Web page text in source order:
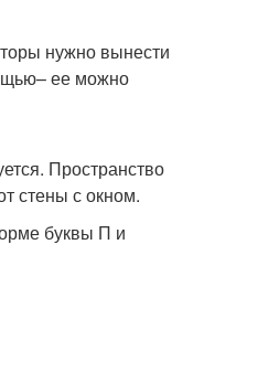
нужно вынести
ее можно
Пространство
стены с окном.
буквы П и